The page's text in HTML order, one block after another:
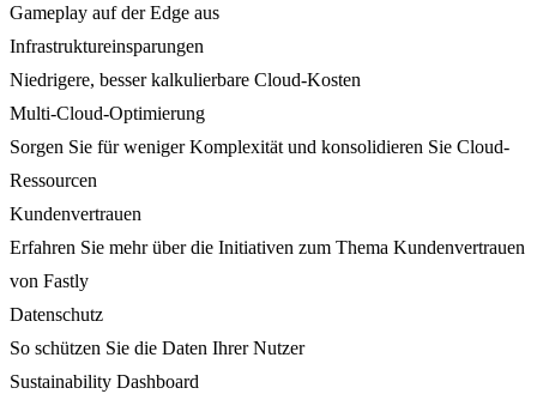
Gameplay auf der Edge aus
Infrastruktureinsparungen
Niedrigere, besser kalkulierbare Cloud-Kosten
Multi-Cloud-Optimierung
Sorgen Sie für weniger Komplexität und konsolidieren Sie Cloud-
Ressourcen
Kundenvertrauen
Erfahren Sie mehr über die Initiativen zum Thema Kundenvertrauen
von Fastly
Datenschutz
So schützen Sie die Daten Ihrer Nutzer
Sustainability Dashboard